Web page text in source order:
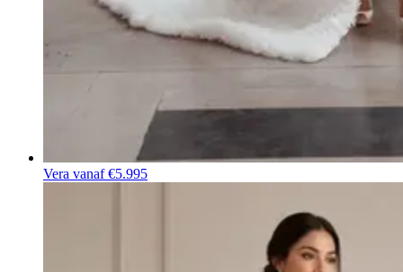
Vera vanaf €5.995